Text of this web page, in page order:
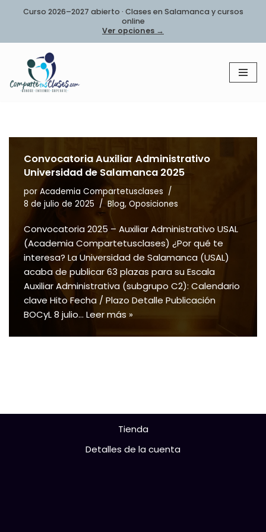
al
contenido
Curso 2026–2027 abierto · Clases en Salamanca y cursos
online
Ver opciones →
Convocatoria Auxiliar Administrativo
Universidad de Salamanca 2025
por Academia Compartetusclases
8 de julio de 2025
Blog, Oposiciones
Convocatoria 2025 – Auxiliar Administrativo USAL
(Academia Compartetusclases) ¿Por qué te
interesa? La Universidad de Salamanca (USAL)
acaba de publicar 63 plazas para su Escala
Auxiliar Administrativa (subgrupo C2): Calendario
clave Hito Fecha / Plazo Detalle Publicación
BOCyL 8 julio… Leer más »
Tienda
Detalles de la cuenta